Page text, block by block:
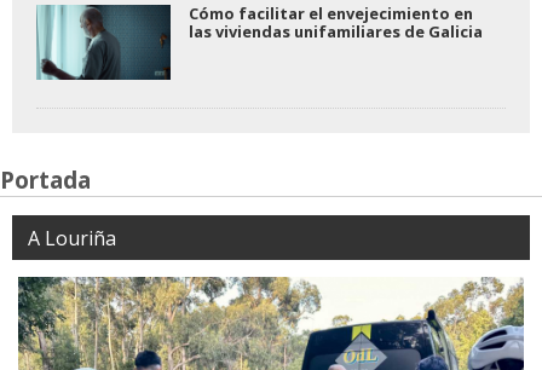
Cómo facilitar el envejecimiento en
las viviendas unifamiliares de Galicia
Portada
A Louriña